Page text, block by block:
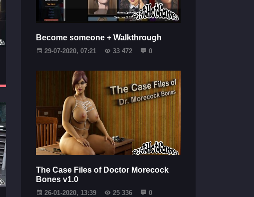
Become someone + Walkthrough
29-07-2020, 07:21 33 472 0
The Case Files of Doctor Morecock
Bones v1.0
26-01-2020, 13:39 25 336 0